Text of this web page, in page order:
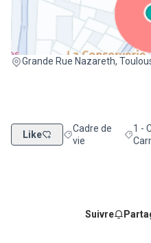
Grande Rue Nazareth,
(Lien externe)
Like Filtrer les résultats
Cadre de
vie
1 -
Suivre